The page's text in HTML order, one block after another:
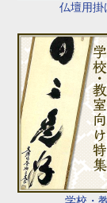
仏壇用掛
学校・